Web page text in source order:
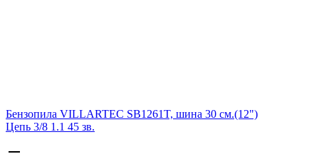
Бензопила VILLARTEC SB1261T, шина 30 см.(12")
Цепь 3/8 1.1 45 зв.